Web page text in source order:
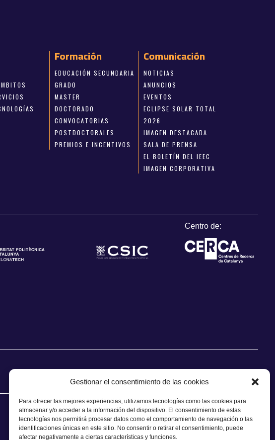
Gestionar el consentimiento de las cookies
Para ofrecer las mejores experiencias, utilizamos tecnologías como las cookies para
almacenar y/o acceder a la información del dispositivo. El consentimiento de estas
tecnologías nos permitirá procesar datos como el comportamiento de navegación o las
identificaciones únicas en este sitio. No consentir o retirar el consentimiento, puede
afectar negativamente a ciertas características y funciones.
Formación
EDUCACIÓN SECUNDARIA
GRADO
MASTER
DOCTORADO
CONVOCATORIAS
POSTDOCTORALES
PREMIOS E INCENTIVOS
Comunicación
NOTICIAS
ANUNCIOS
EVENTOS
ECLIPSE SOLAR TOTAL
2026
IMAGEN DESTACADA
SALA DE PRENSA
EL BOLETÍN DEL IEEC
IMAGEN CORPORATIVA
Centro de:
CONTACTO